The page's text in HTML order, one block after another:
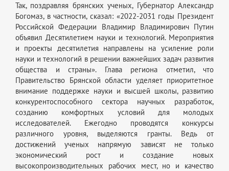
Так, поздравляя брянских ученых, Губернатор Александр
Богомаз, в частности, сказал: «2022-2031 годы Президент
Российской Федерации Владимир Владимирович Путин
объявил Десятилетием науки и технологий. Мероприятия
и проекты десятилетия направлены на усиление роли
науки и технологий в решении важнейших задач развития
общества и страны». Глава региона отметил, что
Правительство Брянской области уделяет приоритетное
внимание поддержке науки и высшей школы, развитию
конкурентоспособного сектора научных разработок,
созданию комфортных условий для молодых
исследователей. Ежегодно проводятся конкурсы
различного уровня, выделяются гранты. Ведь от
достижений ученых напрямую зависят не только
экономический рост и создание новых
высокопроизводительных рабочих мест, но и качество